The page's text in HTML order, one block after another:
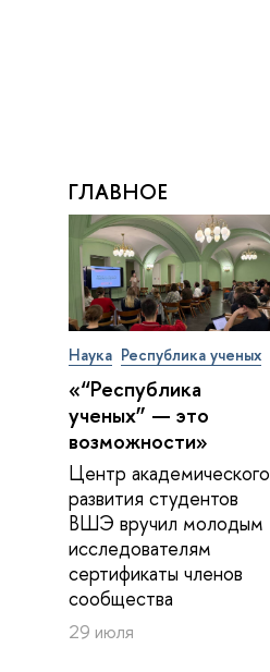
ГЛАВНОЕ
Наука Республика ученых
«“Республика
ученых” — это
возможности»
Центр академического
развития студентов
ВШЭ вручил молодым
исследователям
сертификаты членов
сообщества
29 июля